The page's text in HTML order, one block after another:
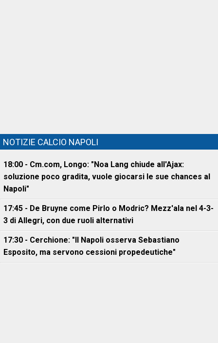
NOTIZIE CALCIO NAPOLI
18:00 - Cm.com, Longo: "Noa Lang chiude all'Ajax:
soluzione poco gradita, vuole giocarsi le sue chances al
Napoli"
17:45 - De Bruyne come Pirlo o Modric? Mezz'ala nel 4-3-
3 di Allegri, con due ruoli alternativi
17:30 - Cerchione: "Il Napoli osserva Sebastiano
Esposito, ma servono cessioni propedeutiche"